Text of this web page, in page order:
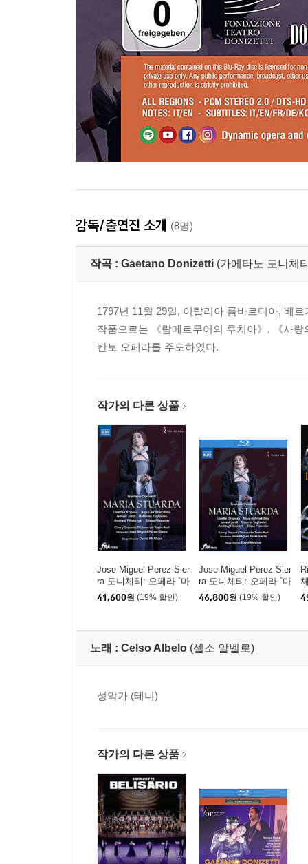
감독/출연진 소개 (8명)
작곡 : Gaetano Donizetti (가에타노 도니체
1797년 11월 29일, 이탈리아 롬바르디아, 베
작품으로는 《람메르무어의 루치아》, 《사
칸토 오페라를 주도하였다.
작가의 다른 상품
Jose Miguel Perez-Sier
ra 도니체티: 오페라 `마
리아 스투아르다` (Doni
zetti: Opera `Maria Stu
41,600원 (19% 할인)
Jose Miguel Perez-Sier
ra 도니체티: 오페라 `마
리아 스투아르다` (Doni
zetti: Opera `Maria Stu
46,800원 (19% 할인)
노래 : Celso Albelo (셀소 알벨로)
성악가 (테너)
작가의 다른 상품